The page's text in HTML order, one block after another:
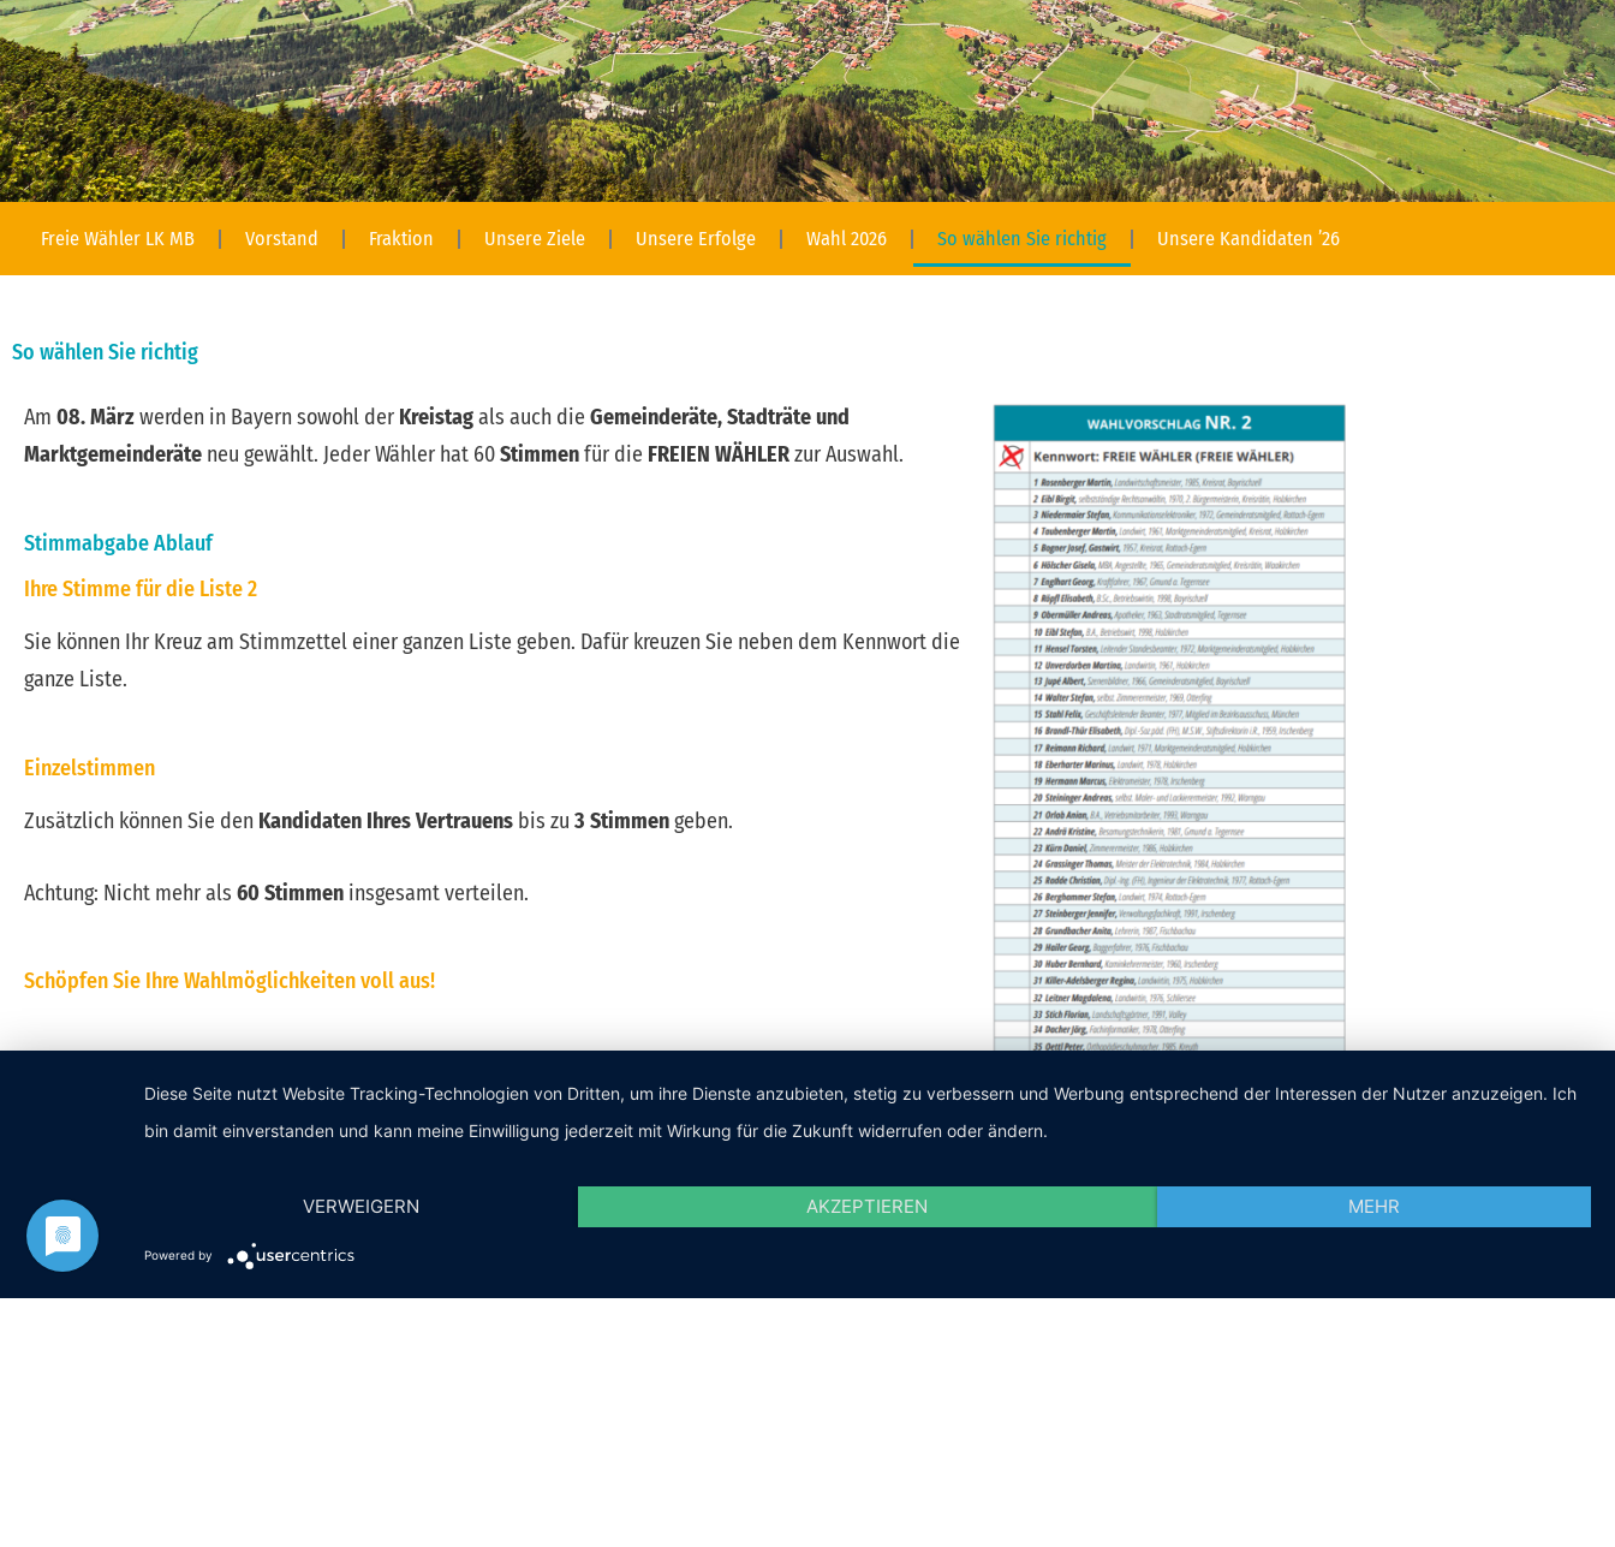
Freie Wähler LK MB Vorstand Fraktion Unsere Ziele Unsere Erfolge Wahl 2026 So wählen Sie richtig Unsere Kandidaten ’26
So wählen Sie richtig
Am 08. Märzwerden in Bayern sowohl der Kreistagals auch die Gemeinderäte, Stadträte und
Marktgemeinderäte neu gewählt. Jeder Wähler hat 60Stimmenfür die FREIEN WÄHLERzur Auswahl.
Stimmabgabe Ablauf
Ihre Stimme für die Liste 2
Sie können Ihr Kreuz am Stimmzettel einer ganzen Liste geben. Dafür kreuzen Sie neben dem Kennwort die
ganze Liste.
Einzelstimmen
Zusätzlich können Sie den Kandidaten Ihres Vertrauens bis zu 3 Stimmengeben.
Achtung: Nicht mehr als 60 Stimmen insgesamt verteilen.
Schöpfen Sie Ihre Wahlmöglichkeiten voll aus!
Diese Seite nutzt Website Tracking-Technologien von Dritten, um ihre Dienste anzubieten, stetig zu verbessern und Werbung entsprechend der Interessen der Nutzer anzuzeigen. Ich
bin damit einverstanden und kann meine Einwilligung jederzeit mit Wirkung für die Zukunft widerrufen oder ändern.
VERWEIGERN AKZEPTIEREN MEHR
Powered by